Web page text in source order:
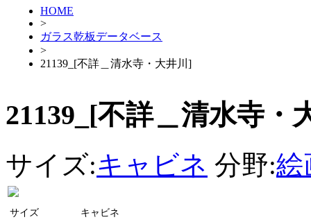
HOME
>
ガラス乾板データベース
>
21139_[不詳＿清水寺・大井川]
21139_[不詳＿清水寺・
サイズ:キャビネ 分野:絵
サイズ
キャビネ